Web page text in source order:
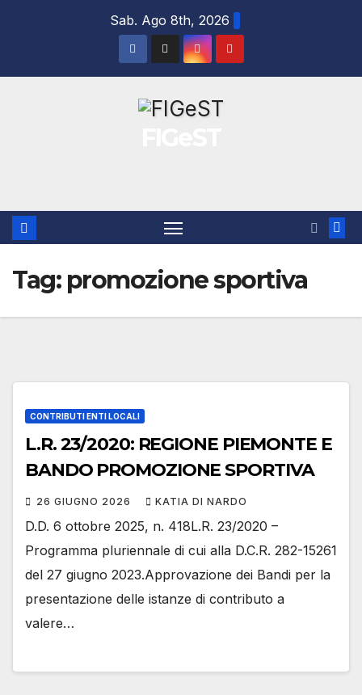
Sab. Ago 8th, 2026
Tag: promozione sportiva
CONTRIBUTI ENTI LOCALI
L.R. 23/2020: REGIONE PIEMONTE E
BANDO PROMOZIONE SPORTIVA
26 GIUGNO 2026 KATIA DI NARDO
D.D. 6 ottobre 2025, n. 418L.R. 23/2020 –
Programma pluriennale di cui alla D.C.R. 282-15261
del 27 giugno 2023.Approvazione dei Bandi per la
presentazione delle istanze di contributo a
valere…